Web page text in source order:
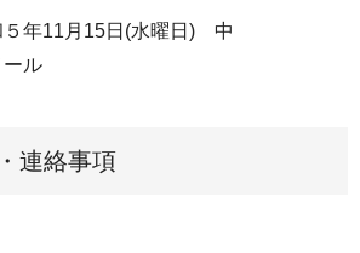
５年11⽉15⽇(水曜日) 中
ール
連絡事項